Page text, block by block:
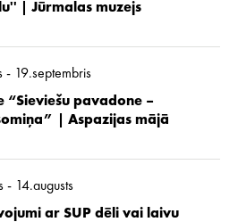
| Jūrmalas muzejs
- 19.septembris
“Sieviešu pavadone –
| Aspazijas mājā
- 14.augusts
ar SUP dēli vai laivu